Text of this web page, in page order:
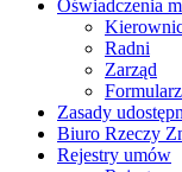
Oświadczenia
Radni
Zarząd
Zasady
Biuro Rzeczy
Rejestry umów